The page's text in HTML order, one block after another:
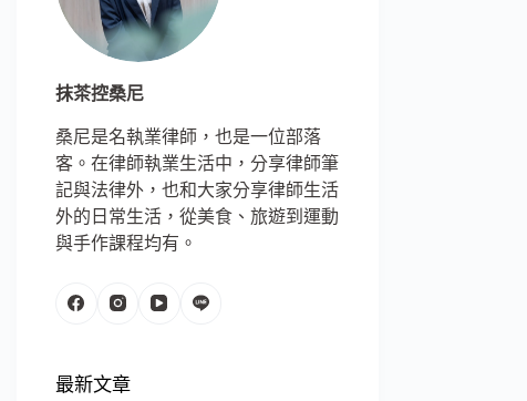
抹茶控桑尼
桑尼是名執業律師，也是一位部落
客。在律師執業生活中，分享律師筆
記與法律外，也和大家分享律師生活
外的日常生活，從美食、旅遊到運動
與手作課程均有。
最新文章